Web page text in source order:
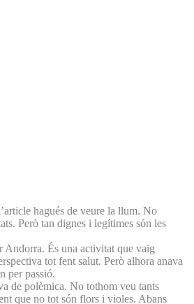
hagués de veure la llum. No
Però tan dignes i legítimes són les
Andorra. És una activitat que vaig
tot fent salut. Però alhora anava
per passió.
de polèmica. No tothom veu tants
que no tot són flors i violes. Abans